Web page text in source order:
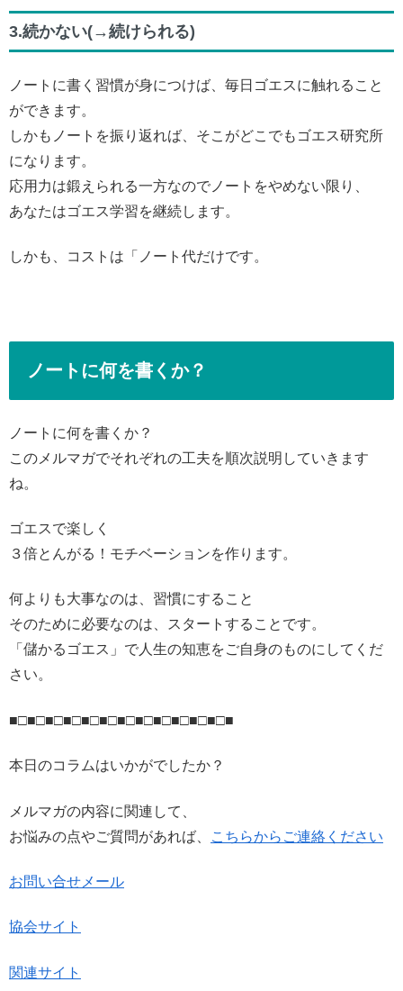
3.続かない(→続けられる)
ノートに書く習慣が身につけば、毎日ゴエスに触れること
ができます。
しかもノートを振り返れば、そこがどこでもゴエス研究所
になります。
応用力は鍛えられる一方なのでノートをやめない限り、
あなたはゴエス学習を継続します。
しかも、コストは「ノート代だけです。
ノートに何を書くか？
ノートに何を書くか？
このメルマガでそれぞれの工夫を順次説明していきます
ね。
ゴエスで楽しく
３倍とんがる！モチベーションを作ります。
何よりも大事なのは、習慣にすること
そのために必要なのは、スタートすることです。
「儲かるゴエス」で人生の知恵をご自身のものにしてくだ
さい。
■□■□■□■□■□■□■□■□■□■□■□■□■
本日のコラムはいかがでしたか？
メルマガの内容に関連して、
お悩みの点やご質問があれば、
こちらからご連絡ください
お問い合せメール
協会サイト
関連サイト